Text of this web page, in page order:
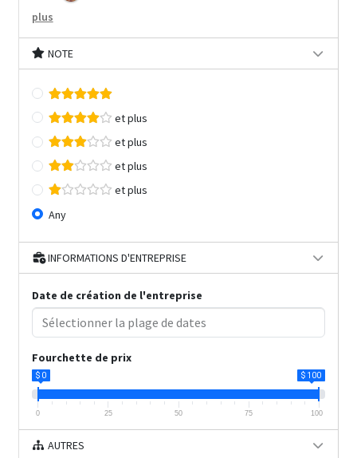
plus
NOTE
et plus
et plus
et plus
et plus
Any
INFORMATIONS D'ENTREPRISE
Date de création de l'entreprise
Fourchette de prix
$ 0 $ 100
0 25 50 75 100
AUTRES